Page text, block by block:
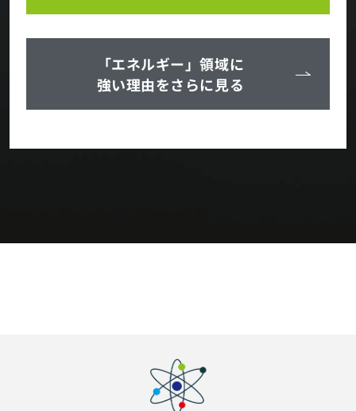
「エネルギー」領域に
強い理由をさらに見る